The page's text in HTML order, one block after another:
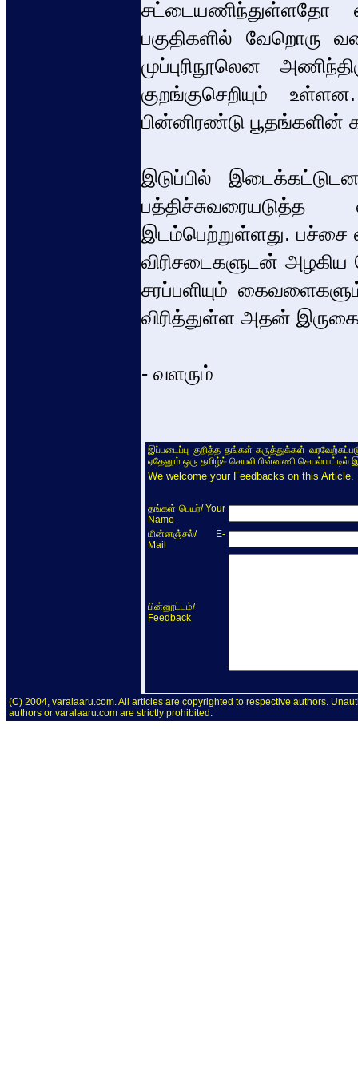
சட்டையணிந்துள்ளதோ
பகுதிகளில் வேறொரு
முப்புரிநூலென
குறங்குசெறியும்
பின்னிரண்டு
இடுப்பில்
இடம்பெற்றுள்ளது.
விரிசடைகளுடன்
சரப்பளியும்
விரித்துள்ள அதன்
- வளரும்
இப்படைப்பு குறித்த தங்கள் கருத்துக்கள்
ஏதேனும் ஒரு தமிழ்ச் செயலி பின்னணி செயல்பாட்டில்
We welcome your Feedbacks on this
தங்கள் பெயர்/ Your
Name
மின்னஞ்சல்/ E-
Mail
பின்னூட்டம்/
Feedback
(C) 2004, varalaaru.com. All articles are copyrighted to respective authors.
authors or varalaaru.com are strictly prohibited.